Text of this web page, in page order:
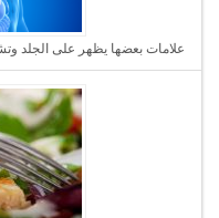
علامات بعضها يظهر على الجلد